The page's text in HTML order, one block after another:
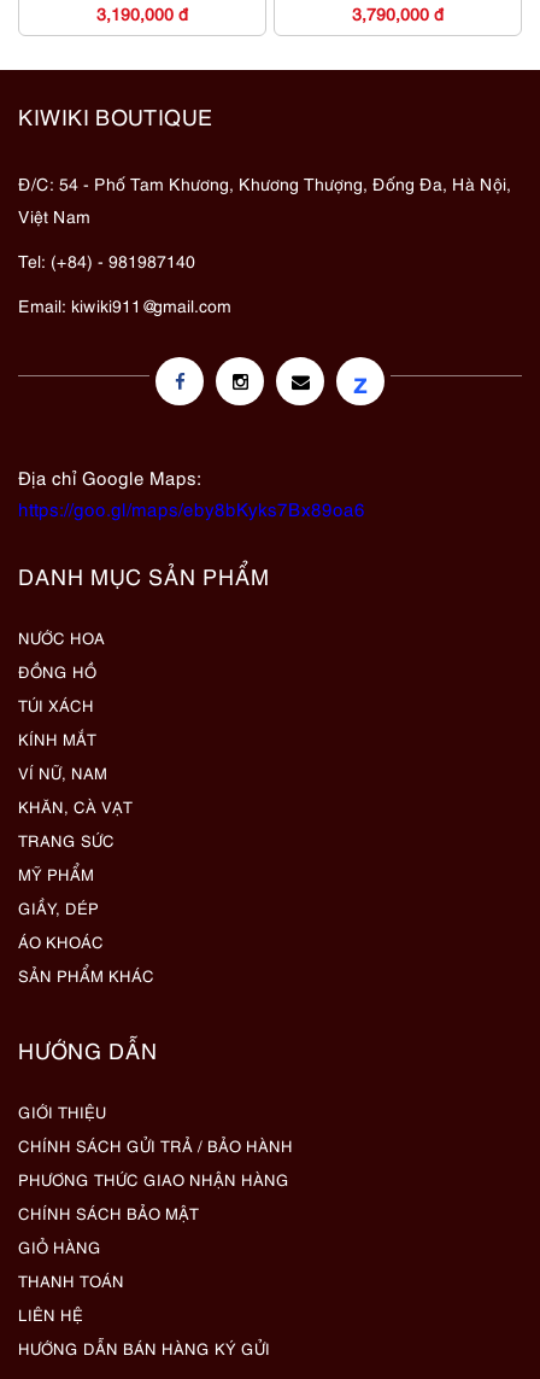
3,190,000 đ 3,790,000 đ
KIWIKI BOUTIQUE
Đ/C: 54 - Phố Tam Khương, Khương Thượng, Đống Đa, Hà Nội,
Việt Nam
Tel: (+84) - 981987140
Email: kiwiki911@gmail.com
z
Địa chỉ Google Maps:
https://goo.gl/maps/eby8bKyks7Bx89oa6
DANH MỤC SẢN PHẨM
NƯỚC HOA
ĐỒNG HỒ
TÚI XÁCH
KÍNH MẮT
VÍ NỮ, NAM
KHĂN, CÀ VẠT
TRANG SỨC
MỸ PHẨM
GIẦY, DÉP
ÁO KHOÁC
SẢN PHẨM KHÁC
HƯỚNG DẪN
GIỚI THIỆU
CHÍNH SÁCH GỬI TRẢ / BẢO HÀNH
PHƯƠNG THỨC GIAO NHẬN HÀNG
CHÍNH SÁCH BẢO MẬT
GIỎ HÀNG
THANH TOÁN
LIÊN HỆ
HƯỚNG DẪN BÁN HÀNG KÝ GỬI